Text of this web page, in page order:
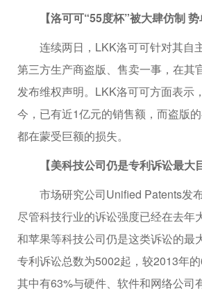
【洛可可“55度杯”被大肆仿制 势
连续两日，LKK洛可可针对其自主
第三方生产商盗版、售卖一事，在其
发布维权声明。LKK洛可可方面表示
今，已有近1亿元的销售额，而盗版
都在蒙受巨额的损失。
【美科技公司仍是专利诉讼最大
市场研究公司Unified Patents发布
尽管科技行业的诉讼强度已经在去年
和苹果等科技公司仍是这类诉讼的最
专利诉讼总数为5002起，较2013年的
其中有63%与硬件、软件和网络公司